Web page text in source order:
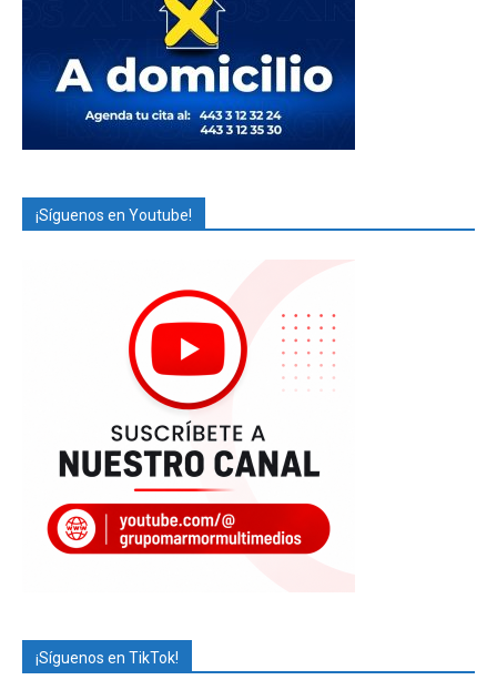
¡Síguenos en Youtube!
¡Síguenos en TikTok!